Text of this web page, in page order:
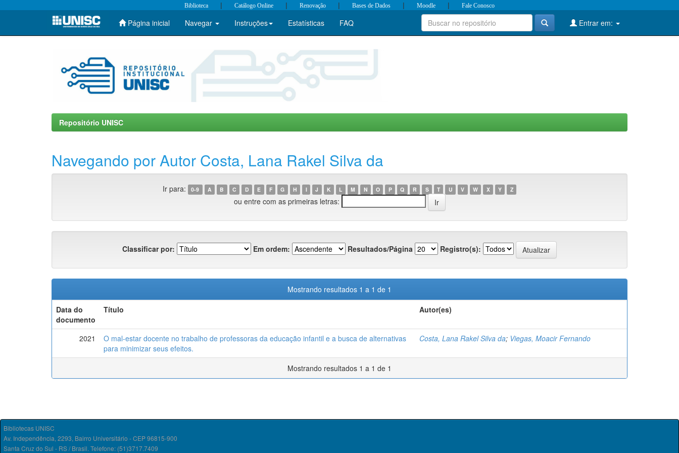
Skip
Biblioteca | Catálogo Online | Renovação | Bases de Dados | Moodle | Fale Conosco
Página inicial Navegar Instruções Estatísticas FAQ Entrar em:
Repositório UNISC
Navegando por Autor Costa, Lana Rakel Silva da
Ir para: 0-9 A B C D E F G H I J K L M N O P Q R S T U V W X Y Z
ou entre com as primeiras letras:
Classificar por: Em ordem: Resultados/Página Registro(s):
Mostrando resultados 1 a 1 de 1
Data do
documento
Título Autor(es)
2021
O mal-estar docente no trabalho de professoras da educação infantil e a busca de alternativas
para minimizar seus efeitos.
Costa, Lana Rakel Silva da; Viegas, Moacir Fernando
Mostrando resultados 1 a 1 de 1
Bibliotecas UNISC
Av. Independência, 2293, Bairro Universitário - CEP 96815-900
Santa Cruz do Sul - RS / Brasil. Telefone: (51)3717.7409